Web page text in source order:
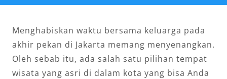
Menghabiskan waktu bersama keluarga pada
akhir pekan di Jakarta memang menyenangkan.
Oleh sebab itu, ada salah satu pilihan tempat
wisata yang asri di dalam kota yang bisa Anda